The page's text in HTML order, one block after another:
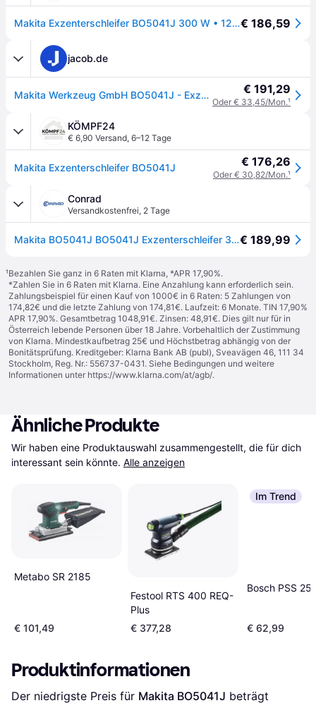
Makita Exzenterschleifer BO5041J 300 W • 125 mm€ 186,59
jacob.de
Makita Werkzeug GmbH BO5041J - Exzenterschleifer - mit MAKPAC € 191,29
Oder € 33,45/Mon.¹
KÖMPF24
€ 6,90 Versand, 6–12 Tage
Makita Exzenterschleifer BO5041J € 176,26
Oder € 30,82/Mon.¹
Conrad
Versandkostenfrei, 2 Tage
Makita BO5041J BO5041J Exzenterschleifer 300 W Ø 125 mm - []€ 189,99
¹Bezahlen Sie ganz in 6 Raten mit Klarna, *APR 17,90%.
*Zahlen Sie in 6 Raten mit Klarna. Eine Anzahlung kann erforderlich sein.
Zahlungsbeispiel für einen Kauf von 1000€ in 6 Raten: 5 Zahlungen von
174,82€ und die letzte Zahlung von 174,81€. Laufzeit: 6 Monate. TIN 17,90%
APR 17,90%. Gesamtbetrag 1048,91€. Zinsen: 48,91€. Dies gilt nur für in
Österreich lebende Personen über 18 Jahre. Vorbehaltlich der Zustimmung
von Klarna. Mindestkaufbetrag 25€ und Höchstbetrag abhängig von der
Bonitätsprüfung. Kreditgeber: Klarna Bank AB (publ), Sveavägen 46, 111 34
Stockholm, Reg. Nr.: 556737-0431. Siehe Bedingungen und weitere
Informationen unter https://www.klarna.com/at/agb/.
Ähnliche Produkte
Wir haben eine Produktauswahl zusammengestellt, die für dich
interessant sein könnte. Alle anzeigen
Metabo SR 2185
€ 101,49
Festool RTS 400 REQ-
Plus
€ 377,28
Im Trend
Bosch PSS
€ 62,99
Produktinformationen
Der niedrigste Preis für Makita BO5041J beträgt